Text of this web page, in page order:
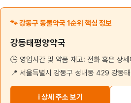
🐾 강동구 동물약국 1순위 핵심 정보
강동태평양약국
🕒 영업시간 및 약품 재고: 전화 혹은 상세
📍 서울특별시 강동구 성내동 429 강동
ℹ️ 상세 주소 보기